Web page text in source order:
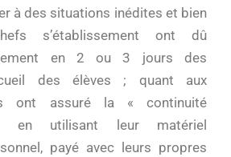
à des situations inédites et bien
s’établissement ont dû
en 2 ou 3 jours des
des élèves ; quant aux
ont assuré la « continuité
en utilisant leur matériel
payé avec leurs propres